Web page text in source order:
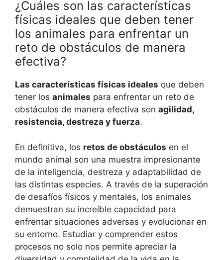
¿Cuáles son las características
físicas ideales que deben tener
los animales para enfrentar un
reto de obstáculos de manera
efectiva?
Las características físicas ideales que deben
tener los animales para enfrentar un reto de
obstáculos de manera efectiva son agilidad,
resistencia, destreza y fuerza.
En definitiva, los retos de obstáculos en el
mundo animal son una muestra impresionante
de la inteligencia, destreza y adaptabilidad de
las distintas especies. A través de la superación
de desafíos físicos y mentales, los animales
demuestran su increíble capacidad para
enfrentar situaciones adversas y evolucionar en
su entorno. Estudiar y comprender estos
procesos no solo nos permite apreciar la